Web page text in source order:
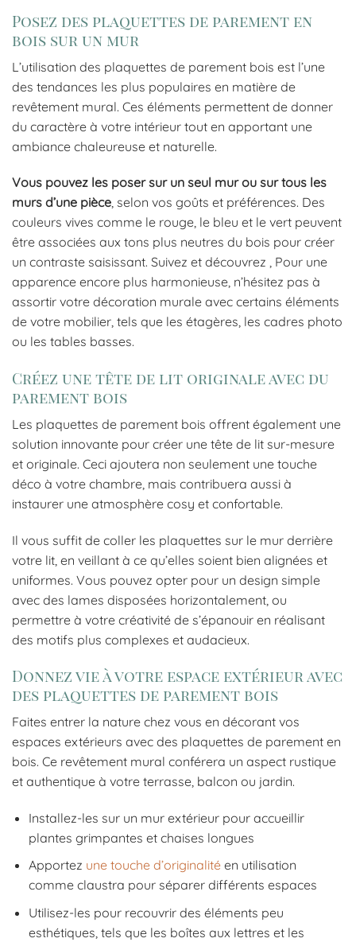
Posez des plaquettes de parement en
bois sur un mur
L’utilisation des plaquettes de parement bois est l’une
des tendances les plus populaires en matière de
revêtement mural. Ces éléments permettent de donner
du caractère à votre intérieur tout en apportant une
ambiance chaleureuse et naturelle.
Vous pouvez les poser sur un seul mur ou sur tous les
murs d’une pièce, selon vos goûts et préférences. Des
couleurs vives comme le rouge, le bleu et le vert peuvent
être associées aux tons plus neutres du bois pour créer
un contraste saisissant. Suivez et découvrez , Pour une
apparence encore plus harmonieuse, n’hésitez pas à
assortir votre décoration murale avec certains éléments
de votre mobilier, tels que les étagères, les cadres photo
ou les tables basses.
Créez une tête de lit originale avec du
parement bois
Les plaquettes de parement bois offrent également une
solution innovante pour créer une tête de lit sur-mesure
et originale. Ceci ajoutera non seulement une touche
déco à votre chambre, mais contribuera aussi à
instaurer une atmosphère cosy et confortable.
Il vous suffit de coller les plaquettes sur le mur derrière
votre lit, en veillant à ce qu’elles soient bien alignées et
uniformes. Vous pouvez opter pour un design simple
avec des lames disposées horizontalement, ou
permettre à votre créativité de s’épanouir en réalisant
des motifs plus complexes et audacieux.
Donnez vie à votre espace extérieur avec
des plaquettes de parement bois
Faites entrer la nature chez vous en décorant vos
espaces extérieurs avec des plaquettes de parement en
bois. Ce revêtement mural conférera un aspect rustique
et authentique à votre terrasse, balcon ou jardin.
Installez-les sur un mur extérieur pour accueillir
plantes grimpantes et chaises longues
Apportez une touche d’originalitéen utilisation
comme claustra pour séparer différents espaces
Utilisez-les pour recouvrir des éléments peu
esthétiques, tels que les boîtes aux lettres et les